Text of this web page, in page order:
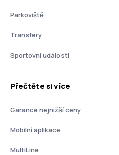
Parkoviště
Transfery
Sportovní události
Přečtěte si více
Garance nejnižší ceny
Mobilní aplikace
MultiLine